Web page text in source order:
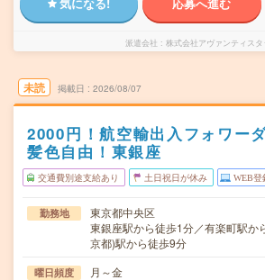
派遣会社 株式会社アヴァンティスタ
未読 掲載日 2026/08/07
2000円！航空輸出入フォワー
髪色自由！東銀座
交通費別途支給あり 土日祝日が休み WEB登
勤務地
東京都中央区
東銀座駅から徒歩1分／有楽町駅か
京都)駅から徒歩9分
曜日頻度 月～金